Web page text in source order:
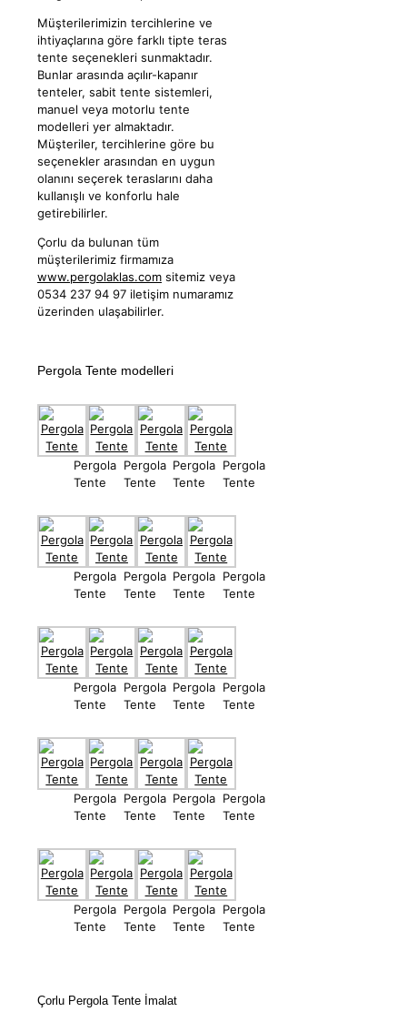
Müşterilerimizin tercihlerine ve
ihtiyaçlarına göre farklı tipte teras
tente seçenekleri sunmaktadır.
Bunlar arasında açılır-kapanır
tenteler, sabit tente sistemleri,
manuel veya motorlu tente
modelleri yer almaktadır.
Müşteriler, tercihlerine göre bu
seçenekler arasından en uygun
olanını seçerek teraslarını daha
kullanışlı ve konforlu hale
getirebilirler.
Çorlu da bulunan tüm
müşterilerimiz firmamıza
www.pergolaklas.com sitemiz veya
0534 237 94 97 iletişim numaramız
üzerinden ulaşabilirler.
Pergola Tente modelleri
Pergola
Tente
Pergola
Tente
Pergola
Tente
Pergola
Tente
Pergola
Tente
Pergola
Tente
Pergola
Tente
Pergola
Tente
Pergola
Tente
Pergola
Tente
Pergola
Tente
Pergola
Tente
Pergola
Tente
Pergola
Tente
Pergola
Tente
Pergola
Tente
Pergola
Tente
Pergola
Tente
Pergola
Tente
Pergola
Tente
Çorlu Pergola Tente İmalat